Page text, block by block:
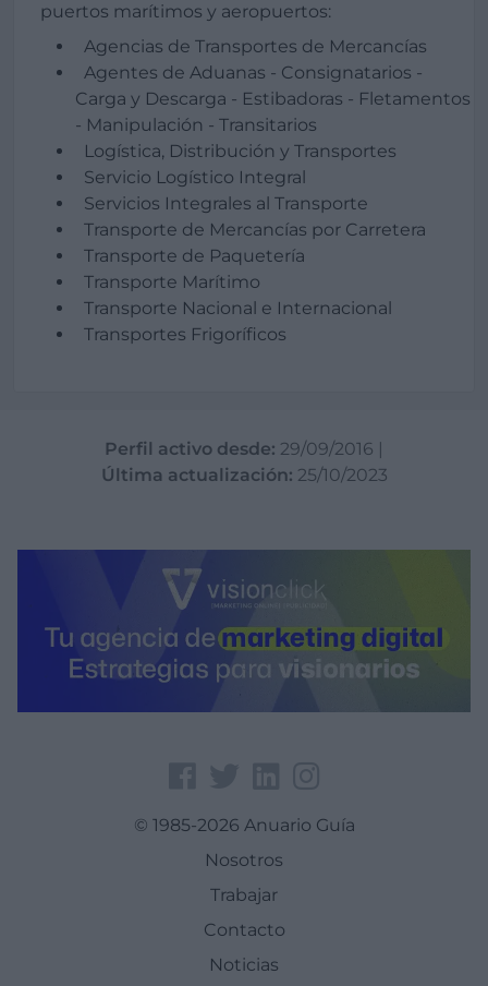
puertos marítimos y aeropuertos:
Agencias de Transportes de Mercancías
Agentes de Aduanas - Consignatarios -
Carga y Descarga - Estibadoras - Fletamentos
- Manipulación - Transitarios
Logística, Distribución y Transportes
Servicio Logístico Integral
Servicios Integrales al Transporte
Transporte de Mercancías por Carretera
Transporte de Paquetería
Transporte Marítimo
Transporte Nacional e Internacional
Transportes Frigoríficos
Perfil activo desde: 29/09/2016 |
Última actualización: 25/10/2023
© 1985-2026 Anuario Guía
Nosotros
Trabajar
Contacto
Noticias